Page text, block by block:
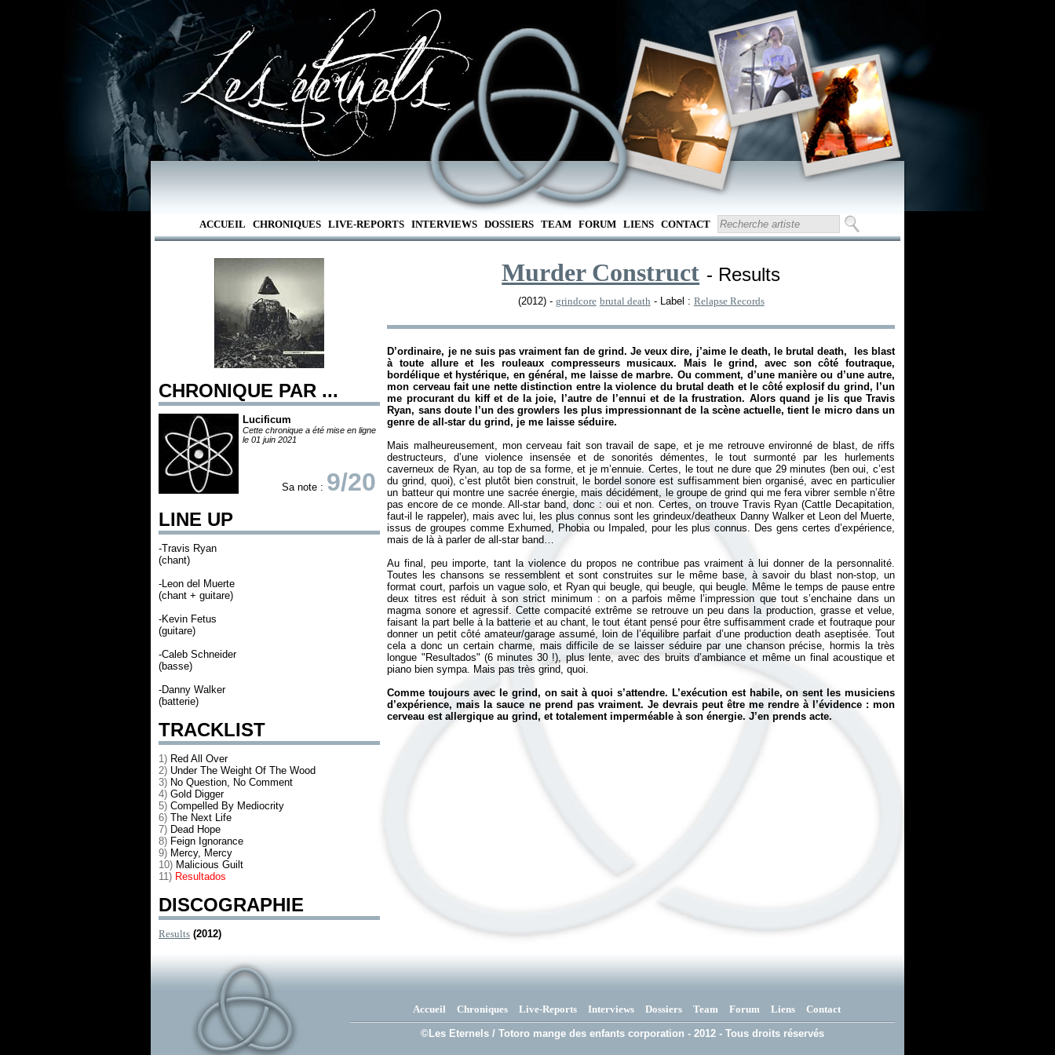
ACCUEIL CHRONIQUES LIVE-REPORTS INTERVIEWS DOSSIERS TEAM FORUM LIENS CONTACT
CHRONIQUE PAR ...
Lucificum
Cette chronique a été mise en ligne
le 01 juin 2021
Sa note : 9/20
LINE UP
-Travis Ryan
(chant)
-Leon del Muerte
(chant + guitare)
-Kevin Fetus
(guitare)
-Caleb Schneider
(basse)
-Danny Walker
(batterie)
TRACKLIST
1) Red All Over
2) Under The Weight Of The Wood
3) No Question, No Comment
4) Gold Digger
5) Compelled By Mediocrity
6) The Next Life
7) Dead Hope
8) Feign Ignorance
9) Mercy, Mercy
10) Malicious Guilt
11) Resultados
DISCOGRAPHIE
Results (2012)
Murder Construct - Results
(2012) - grindcore brutal death - Label : Relapse Records
D’ordinaire, je ne suis pas vraiment fan de grind. Je veux dire, j’aime le death, le brutal death, les blast
à toute allure et les rouleaux compresseurs musicaux. Mais le grind, avec son côté foutraque,
bordélique et hystérique, en général, me laisse de marbre. Ou comment, d’une manière ou d’une autre,
mon cerveau fait une nette distinction entre la violence du brutal death et le côté explosif du grind, l’un
me procurant du kiff et de la joie, l’autre de l’ennui et de la frustration. Alors quand je lis que Travis
Ryan, sans doute l’un des growlers les plus impressionnant de la scène actuelle, tient le micro dans un
genre de all-star du grind, je me laisse séduire.
Mais malheureusement, mon cerveau fait son travail de sape, et je me retrouve environné de blast, de riffs
destructeurs, d’une violence insensée et de sonorités démentes, le tout surmonté par les hurlements
caverneux de Ryan, au top de sa forme, et je m’ennuie. Certes, le tout ne dure que 29 minutes (ben oui, c’est
du grind, quoi), c’est plutôt bien construit, le bordel sonore est suffisamment bien organisé, avec en particulier
un batteur qui montre une sacrée énergie, mais décidément, le groupe de grind qui me fera vibrer semble n’être
pas encore de ce monde. All-star band, donc : oui et non. Certes, on trouve Travis Ryan (Cattle Decapitation,
faut-il le rappeler), mais avec lui, les plus connus sont les grindeux/deatheux Danny Walker et Leon del Muerte,
issus de groupes comme Exhumed, Phobia ou Impaled, pour les plus connus. Des gens certes d’expérience,
mais de là à parler de all-star band…
Au final, peu importe, tant la violence du propos ne contribue pas vraiment à lui donner de la personnalité.
Toutes les chansons se ressemblent et sont construites sur le même base, à savoir du blast non-stop, un
format court, parfois un vague solo, et Ryan qui beugle, qui beugle, qui beugle. Même le temps de pause entre
deux titres est réduit à son strict minimum : on a parfois même l’impression que tout s’enchaine dans un
magma sonore et agressif. Cette compacité extrême se retrouve un peu dans la production, grasse et velue,
faisant la part belle à la batterie et au chant, le tout étant pensé pour être suffisamment crade et foutraque pour
donner un petit côté amateur/garage assumé, loin de l’équilibre parfait d’une production death aseptisée. Tout
cela a donc un certain charme, mais difficile de se laisser séduire par une chanson précise, hormis la très
longue "Resultados" (6 minutes 30 !), plus lente, avec des bruits d’ambiance et même un final acoustique et
piano bien sympa. Mais pas très grind, quoi.
Comme toujours avec le grind, on sait à quoi s’attendre. L’exécution est habile, on sent les musiciens
d’expérience, mais la sauce ne prend pas vraiment. Je devrais peut être me rendre à l’évidence : mon
cerveau est allergique au grind, et totalement imperméable à son énergie. J’en prends acte.
Accueil Chroniques Live-Reports Interviews Dossiers Team Forum Liens Contact
©Les Eternels / Totoro mange des enfants corporation - 2012 - Tous droits réservés